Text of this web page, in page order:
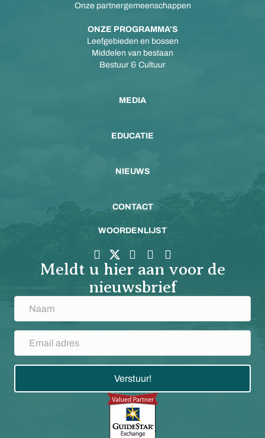
Onze partnergemeenschappen
ONZE PROGRAMMA'S
Leefgebieden en bossen
Middelen van bestaan
Bestuur & Cultuur
MEDIA
EDUCATIE
NIEUWS
CONTACT
WOORDENLIJST
Meldt u hier aan voor de
nieuwsbrief
Verstuur!